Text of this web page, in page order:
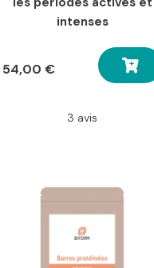
intenses
54,00 €
3 avis